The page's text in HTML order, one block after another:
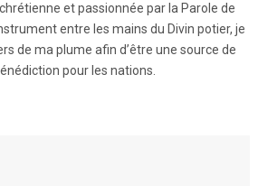
et passionnée par la Parole de
entre les mains du Divin potier, je
de ma plume afin d’être une source de
pour les nations.